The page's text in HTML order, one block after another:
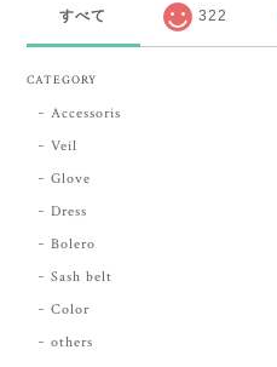
すべて 322
CATEGORY
Accessoris
Veil
Glove
Dress
Bolero
Sash belt
Color
others